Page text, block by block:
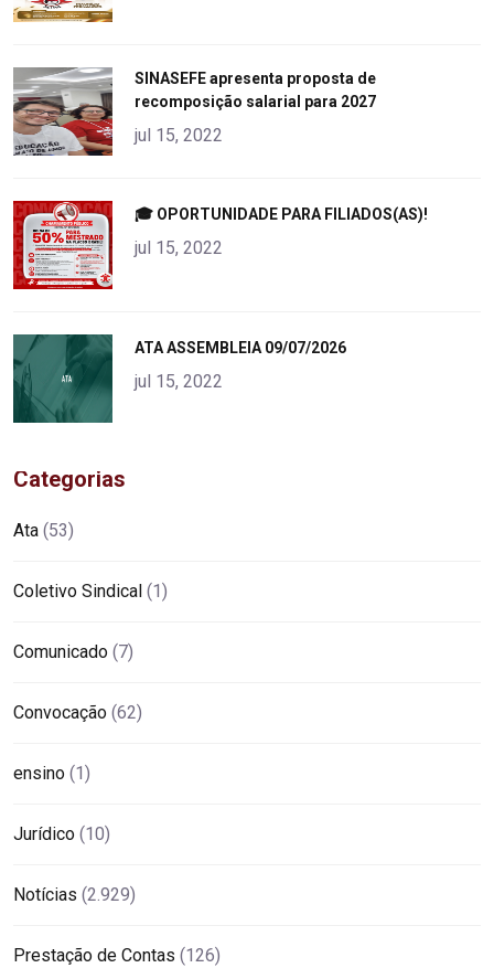
alt="product">
SINASEFE apresenta proposta de
recomposição salarial para 2027
jul 15, 2022
alt="product">
🎓 OPORTUNIDADE PARA FILIADOS(AS)!
jul 15, 2022
alt="product">
ATA ASSEMBLEIA 09/07/2026
jul 15, 2022
Categorias
Ata (53)
Coletivo Sindical (1)
Comunicado (7)
Convocação (62)
ensino (1)
Jurídico (10)
Notícias (2.929)
Prestação de Contas (126)